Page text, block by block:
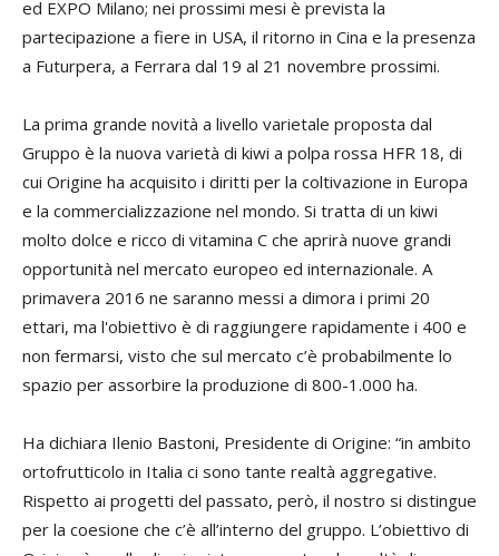
ed EXPO Milano; nei prossimi mesi è prevista la
partecipazione a fiere in USA, il ritorno in Cina e la presenza
a Futurpera, a Ferrara dal 19 al 21 novembre prossimi.
La prima grande novità a livello varietale proposta dal
Gruppo è la nuova varietà di kiwi a polpa rossa HFR 18, di
cui Origine ha acquisito i diritti per la coltivazione in Europa
e la commercializzazione nel mondo. Si tratta di un kiwi
molto dolce e ricco di vitamina C che aprirà nuove grandi
opportunità nel mercato europeo ed internazionale. A
primavera 2016 ne saranno messi a dimora i primi 20
ettari, ma l'obiettivo è di raggiungere rapidamente i 400 e
non fermarsi, visto che sul mercato c’è probabilmente lo
spazio per assorbire la produzione di 800-1.000 ha.
Ha dichiara Ilenio Bastoni, Presidente di Origine: “in ambito
ortofrutticolo in Italia ci sono tante realtà aggregative.
Rispetto ai progetti del passato, però, il nostro si distingue
per la coesione che c’è all’interno del gruppo. L’obiettivo di